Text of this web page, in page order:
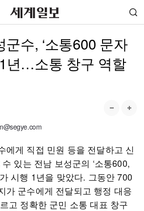
수, ‘소통600 문자
년…소통 창구 역할
에게 직접 민원 등을 전달하고 신
있는 전남 보성군의 ‘소통600,
시행 1년을 맞았다. 그동안 700
가 군수에게 전달되고 행정 대응
고 정확한 군민 소통 대표 창구